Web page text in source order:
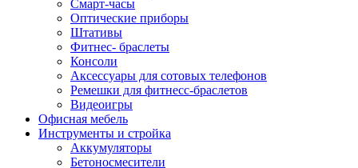
Смарт-часы
Оптические приборы
Штативы
Фитнес- браслеты
Консоли
Аксессуары для сотовых телефонов
Ремешки для фитнесс-браслетов
Видеоигры
Офисная мебель
Инструменты и стройка
Аккумуляторы
Бетоносмесители